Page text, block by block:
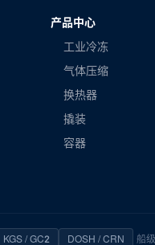
产品中心
工业冷冻
气体压缩
换热器
撬装
容器
KGS / GC2 DOSH / CRN 船级